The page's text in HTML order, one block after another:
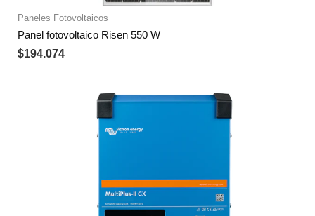
Paneles Fotovoltaicos
Panel fotovoltaico Risen 550 W
$194.074